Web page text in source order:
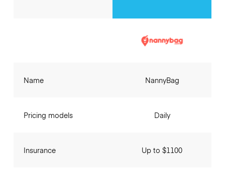
Name
Pricing models
Insurance
NannyBag
Daily
Up to $1100